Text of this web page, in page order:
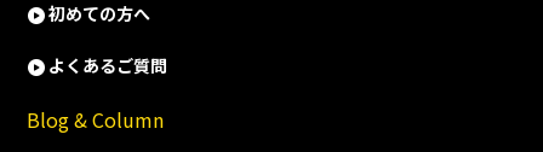
初めての方へ
よくあるご質問
Blog & Column